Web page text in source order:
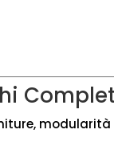
modularità